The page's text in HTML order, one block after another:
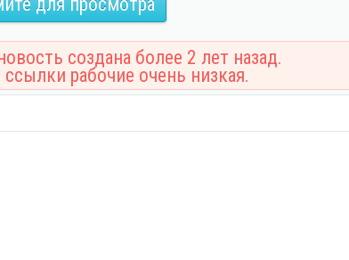
создана более 2 лет назад.
рабочие очень низкая.